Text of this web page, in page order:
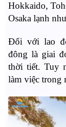
Hokkaido,
Osaka lạnh
Đối với lao
đông là giai
thời tiết. Tuy
làm việc trong